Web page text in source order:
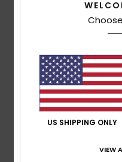
Size
Too large
US SHIPPING ONLY
VIEW